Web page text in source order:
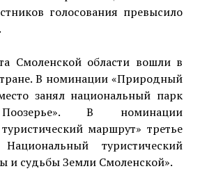
голосования превысило
Смоленской области вошли в
В номинации «Природный
занял национальный парк
Поозерье». В номинации
маршрут» третье
туристический
и судьбы Земли Смоленской».